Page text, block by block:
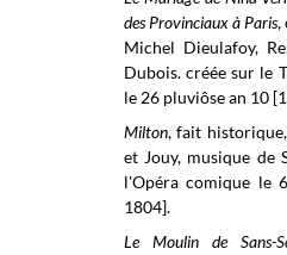
des Provinciaux à Paris,
Michel Dieulafoy,
Dubois. créée sur le
le 26 pluviôse an 10
Milton, fait
et Jouy, musique de
l'Opéra comique le
1804].
Le Moulin de Sans-